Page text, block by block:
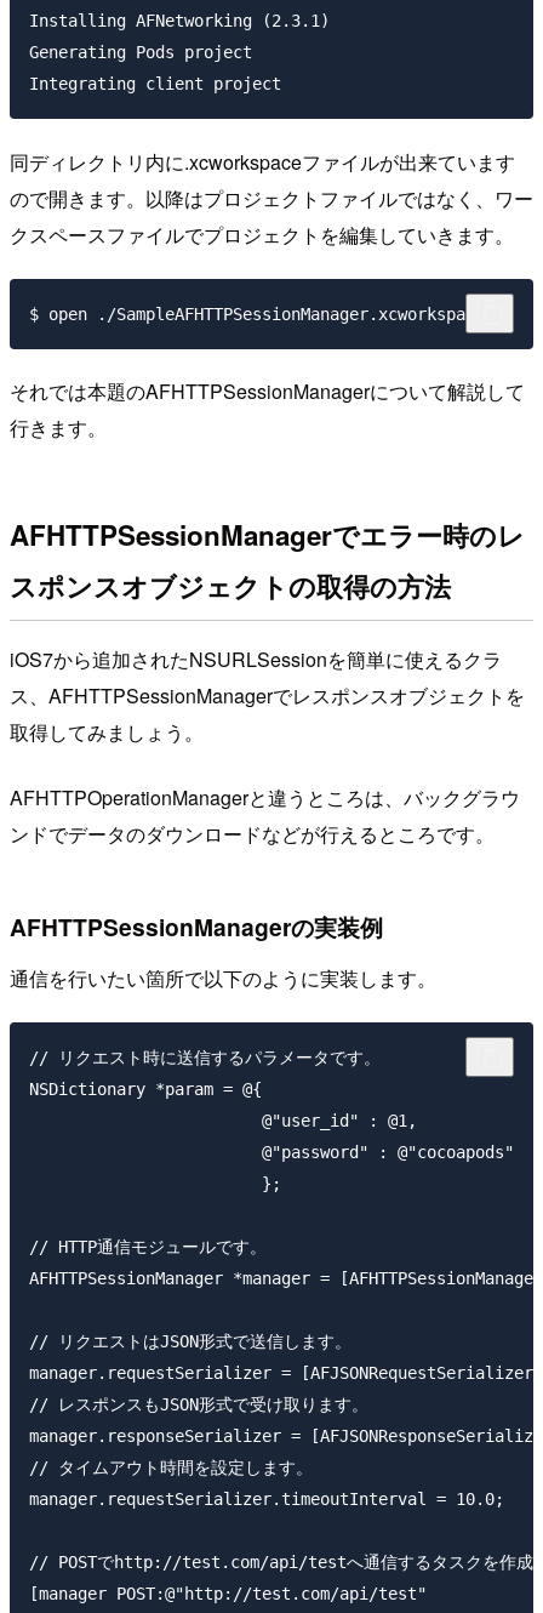
Installing AFNetworking (2.3.1)
Generating Pods project
同ディレクトリ内に.xcworkspaceファイルが出来ています
ので開きます。以降はプロジェクトファイルではなく、ワー
クスペースファイルでプロジェクトを編集していきます。
それでは本題のAFHTTPSessionManagerについて解説して
行きます。
AFHTTPSessionManagerでエラー時のレ
スポンスオブジェクトの取得の方法
iOS7から追加されたNSURLSessionを簡単に使えるクラ
ス、AFHTTPSessionManagerでレスポンスオブジェクトを
取得してみましょう。
AFHTTPOperationManagerと違うところは、バックグラウ
ンドでデータのダウンロードなどが行えるところです。
AFHTTPSessionManagerの実装例
通信を行いたい箇所で以下のように実装します。
// リクエスト時に送信するパラメータです。
NSDictionary *param = @{
                        @"user_id" : @1,
                        @"password" : @"cocoapods"
                        };
// HTTP通信モジュールです。
AFHTTPSessionManager *manager =
// リクエストはJSON形式で送信します。
manager.requestSerializer =
// レスポンスもJSON形式で受け取ります。
manager.responseSerializer =
// タイムアウト時間を設定します。
manager.requestSerializer.timeoutInterval = 10.0;
// POSTでhttp://test.com/api/testへ通信するタスクを作成
[manager POST:@"http://test.com/api/test"